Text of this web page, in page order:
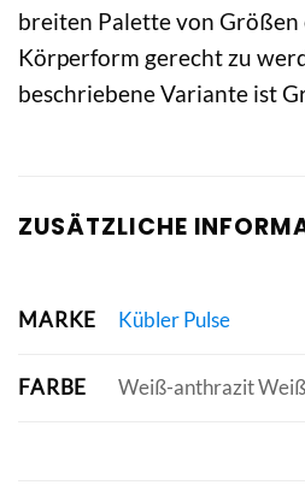
breiten Palette von
Körperform gerecht zu
beschriebene Variante ist
ZUSÄTZLICHE
MARKE Kübler Pulse
FARBE Weiß-anthrazit Weiß